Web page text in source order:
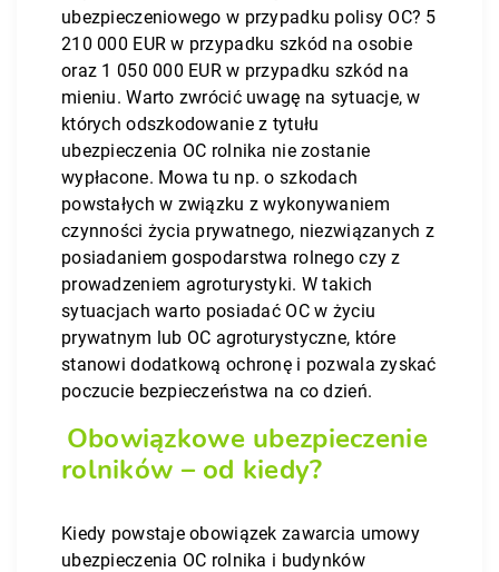
ubezpieczeniowego w przypadku polisy OC? 5
210 000 EUR w przypadku szkód na osobie
oraz 1 050 000 EUR w przypadku szkód na
mieniu. Warto zwrócić uwagę na sytuacje, w
których odszkodowanie z tytułu
ubezpieczenia OC rolnika nie zostanie
wypłacone. Mowa tu np. o szkodach
powstałych w związku z wykonywaniem
czynności życia prywatnego, niezwiązanych z
posiadaniem gospodarstwa rolnego czy z
prowadzeniem agroturystyki. W takich
sytuacjach warto posiadać OC w życiu
prywatnym lub OC agroturystyczne, które
stanowi dodatkową ochronę i pozwala zyskać
poczucie bezpieczeństwa na co dzień.
Obowiązkowe ubezpieczenie
rolników – od kiedy?
Kiedy powstaje obowiązek zawarcia umowy
ubezpieczenia OC rolnika i budynków